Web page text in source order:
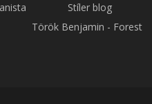
Stíler blog
Török Benjamin - Forest